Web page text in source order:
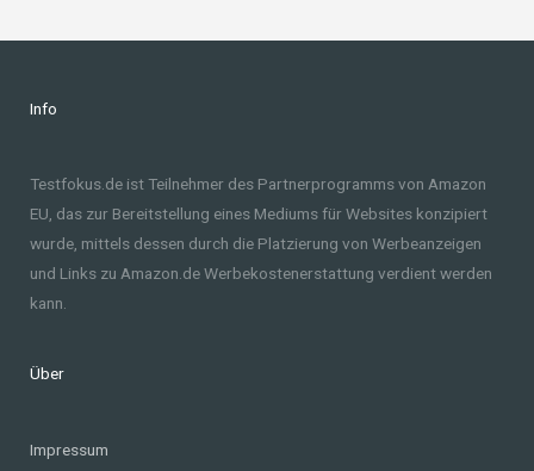
Info
Testfokus.de ist Teilnehmer des Partnerprogramms von Amazon
EU, das zur Bereitstellung eines Mediums für Websites konzipiert
wurde, mittels dessen durch die Platzierung von Werbeanzeigen
und Links zu Amazon.de Werbekostenerstattung verdient werden
kann.
Über
Impressum